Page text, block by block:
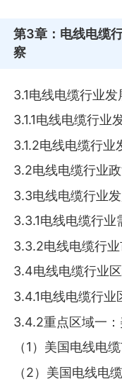
第3章 ：电线电缆
察
3.1电线电缆行业发
3.1.1电线电缆行业
3.1.2电线电缆行业
3.2电线电缆行业
3.3电线电缆行业
3.3.1电线电缆行业
3.3.2电线电缆行
3.4电线电缆行业
3.4.1电线电缆行业
3.4.2重点区域一
（1）美国电线电
（2）美国电线电